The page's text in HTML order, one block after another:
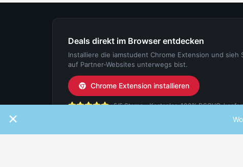
×
Deals direkt im Browser entdecken
Installiere die iamstudent Chrome Extension und
auf Partner-Websites unterwegs bist.
Chrome Extension installieren
5/5 Sterne - Kostenlos, 100% DSGVO-